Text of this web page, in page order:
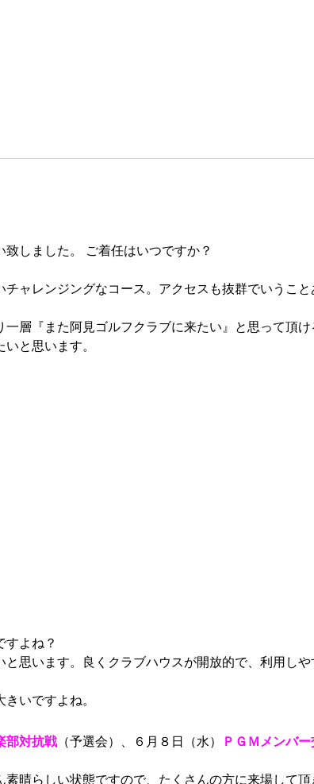
しました。 ご着任はいつですか？
ャレンジングなコース。アクセスも抜群でいうこと
一層『また阿見ゴルフクラブに来たい』と思って頂け
と思います。
すよね？
と思います。良くクラブハウスが開放的で、利用しや
いですよね。
部対抗戦（予選会）、６月８日（水）
ＰＧＭメンバー
晴らしい状態ですので、たくさんの方に来場して頂